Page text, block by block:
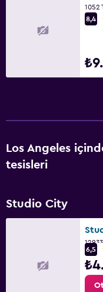
8,4
Los Angeles
tesisleri
Studio City
6,5